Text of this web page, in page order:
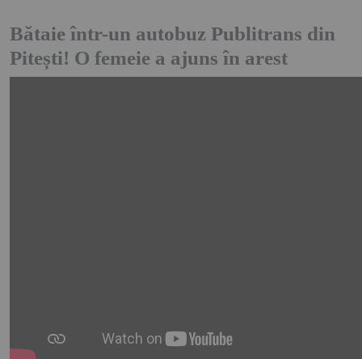
Bătaie într-un autobuz Publitrans din
Pitești! O femeie a ajuns în arest